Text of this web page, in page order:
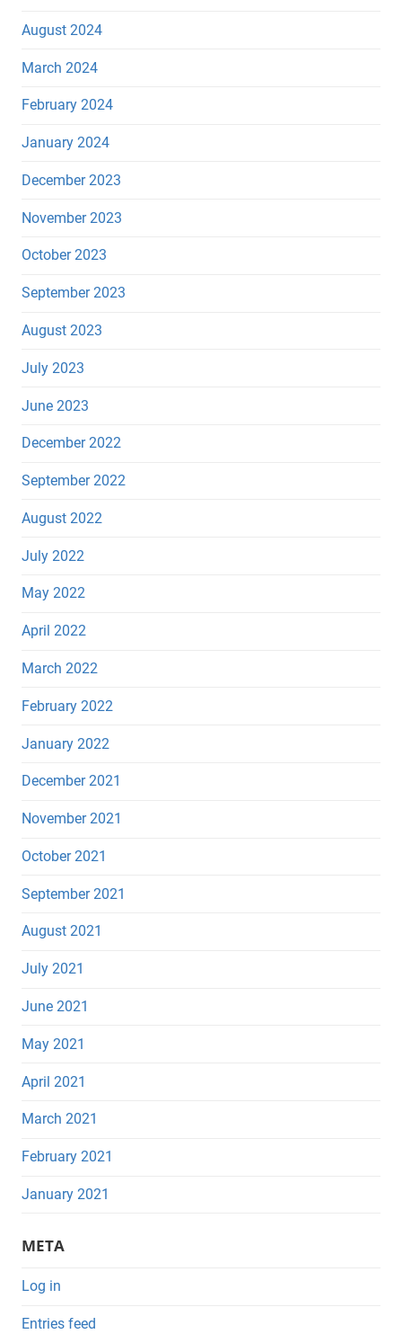
August 2024
March 2024
February 2024
January 2024
December 2023
November 2023
October 2023
September 2023
August 2023
July 2023
June 2023
December 2022
September 2022
August 2022
July 2022
May 2022
April 2022
March 2022
February 2022
January 2022
December 2021
November 2021
October 2021
September 2021
August 2021
July 2021
June 2021
May 2021
April 2021
March 2021
February 2021
January 2021
META
Log in
Entries feed